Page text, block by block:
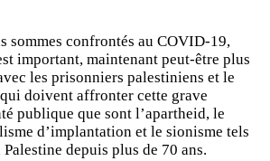
sommes confrontés au COVID-19,
important, maintenant peut-être plus
les prisonniers palestiniens et le
doivent affronter cette grave
publique que sont l’apartheid, le
d’implantation et le sionisme tels
depuis plus de 70 ans.